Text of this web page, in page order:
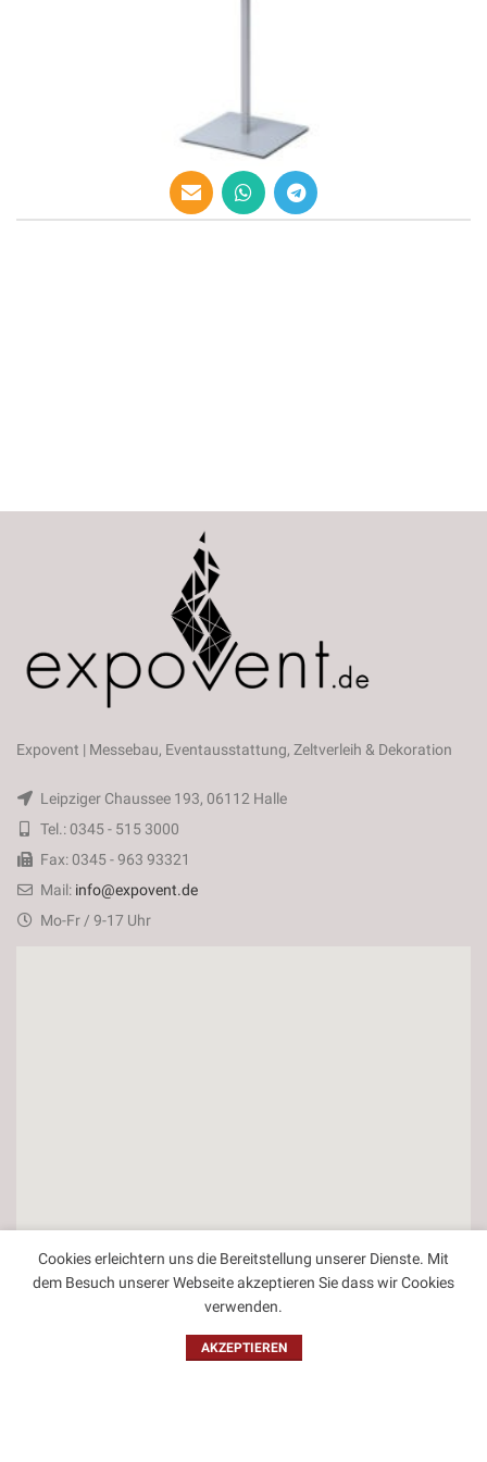
Expovent | Messebau, Eventausstattung, Zeltverleih & Dekoration
Leipziger Chaussee 193, 06112 Halle
Tel.: 0345 - 515 3000
Fax: 0345 - 963 93321
Mail: info@expovent.de
Mo-Fr / 9-17 Uhr
Cookies erleichtern uns die Bereitstellung unserer Dienste. Mit
dem Besuch unserer Webseite akzeptieren Sie dass wir Cookies
verwenden.
AKZEPTIEREN